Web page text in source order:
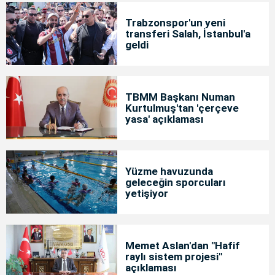
Trabzonspor'un yeni
transferi Salah, İstanbul'a
geldi
TBMM Başkanı Numan
Kurtulmuş'tan 'çerçeve
yasa' açıklaması
Yüzme havuzunda
geleceğin sporcuları
yetişiyor
Memet Aslan'dan "Hafif
raylı sistem projesi"
açıklaması